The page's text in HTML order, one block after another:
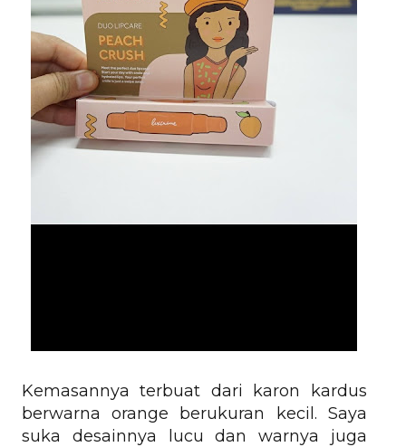
Kemasannya terbuat dari karon kardus
berwarna orange berukuran kecil. Saya
suka desainnya lucu dan warnya juga